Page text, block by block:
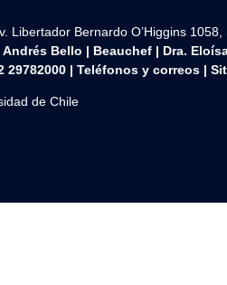
Libertador Bernardo O’Higgins
Andrés Bello | Beauchef| Dra.
29782000 | Teléfonos y correos |
de Chile